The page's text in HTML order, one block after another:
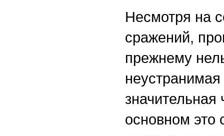
Несмотря на
сражений,
прежнему
основном это